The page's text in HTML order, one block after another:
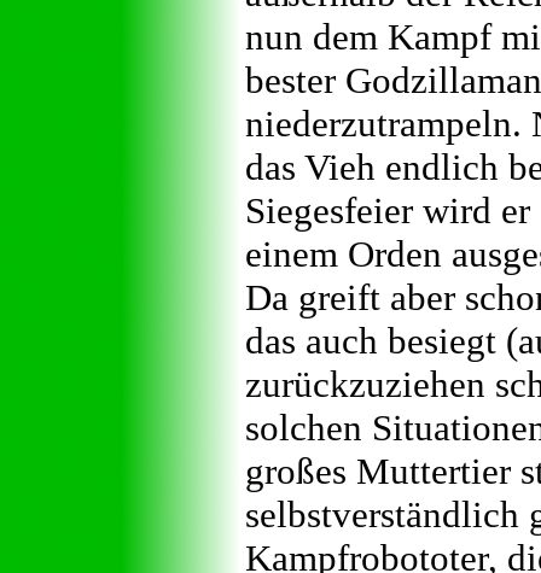
nun dem Kampf
bester
niederzutrampeln.
das Vieh endlich
Siegesfeier wird
einem Orden
Da greift aber
das auch besiegt
zurückzuziehen
solchen
großes Muttertier
selbstverständlich
Kampfrobototer,